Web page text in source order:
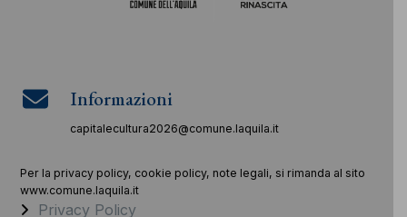
Informazioni
capitalecultura2026@comune.laquila.it
Per la privacy policy, cookie policy, note legali, si rimanda al sito
www.comune.laquila.it
Privacy Policy